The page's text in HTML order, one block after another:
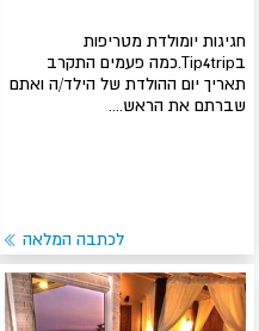
חגיגות יומולדת מטריפות
בTip4trip.כמה פעמים התקרב
תאריך יום ההולדת של הילד/ה ואתם
שברתם את הראש....
לכתבה המלאה